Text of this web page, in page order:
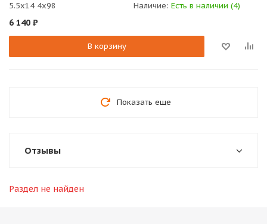
5.5x14 4x98 Наличие: Есть в наличии (4)
6 140 ₽
В корзину
Показать еще
Отзывы
Раздел не найден